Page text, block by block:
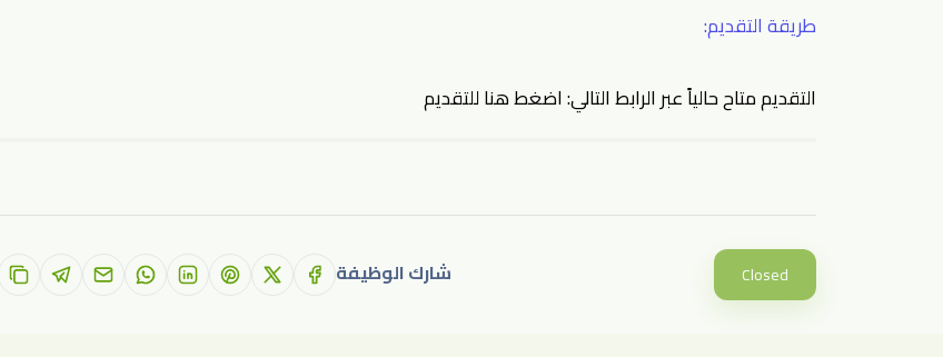
طريقة التقديم:
التقديم متاح حالياً عبر الرابط التالي:اضغط هنا للتقديم
Closed شارك الوظيفة